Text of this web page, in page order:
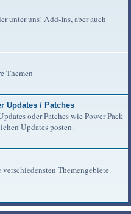
unter uns! Add-Ins, aber auch
Themen
Updates / Patches
oder Patches wie Power Pack
Updates posten.
Themengebiete